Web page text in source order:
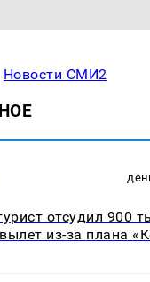
Новости СМИ2
отсудил 900
из-за плана